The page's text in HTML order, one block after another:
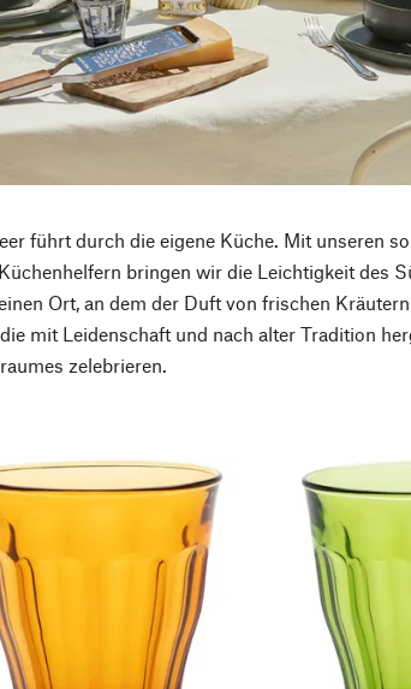
führt durch die eigene Küche. Mit unseren
bringen wir die Leichtigkeit des
Ort, an dem der Duft von frischen
mit Leidenschaft und nach alter Tradition
zelebrieren.